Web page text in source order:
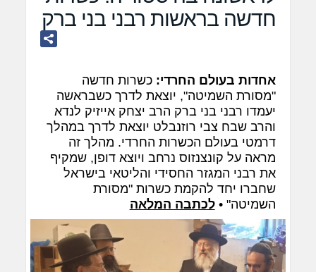
חדשה בראשות רבני בני ברק
אחדות בעולם החרדי: כשרות חדשה
"מסורת השמיטה", יוצאת לדרך כשבראשה
יעמדו רבני בני ברק הרב יצחק אייזיק לנדא
והרב שבח צבי רוזנבלט יוצאת לדרך במהלך
דרמטי בעולם הכשרות החרדי. מהלך זה
מראה על קונצנזוס נרחב ויוצא דופן, שמקיף
את רבני המגזר החסידי והליטאי בישראל
שחברו יחד להקמת כשרות "מסורת
השמיטה" •לכתבה המלאה